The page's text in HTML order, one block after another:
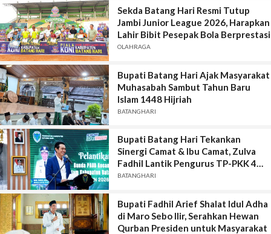
Sekda Batang Hari Resmi Tutup
Jambi Junior League 2026, Harapkan
Lahir Bibit Pesepak Bola Berprestasi
OLAHRAGA
Bupati Batang Hari Ajak Masyarakat
Muhasabah Sambut Tahun Baru
Islam 1448 Hijriah
BATANGHARI
Bupati Batang Hari Tekankan
Sinergi Camat & Ibu Camat, Zulva
Fadhil Lantik Pengurus TP-PKK 4
Kecamatan
BATANGHARI
Bupati Fadhil Arief Shalat Idul Adha
di Maro Sebo Ilir, Serahkan Hewan
Qurban Presiden untuk Masyarakat